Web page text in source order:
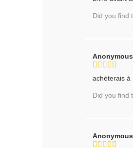
Did you find
achèterais à
Did you find